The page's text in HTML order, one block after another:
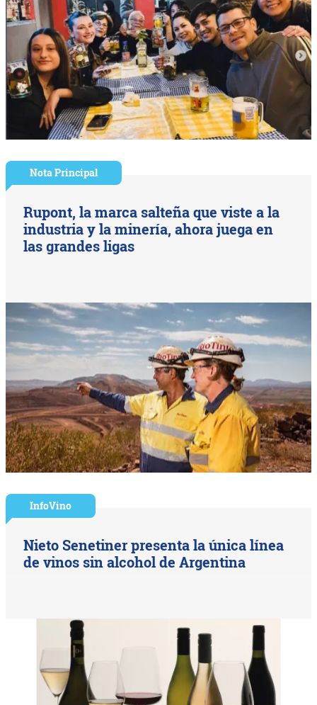
Nota Principal
Rupont, la marca salteña que viste a la
industria y la minería, ahora juega en
las grandes ligas
InfoVino
Nieto Senetiner presenta la única línea
de vinos sin alcohol de Argentina